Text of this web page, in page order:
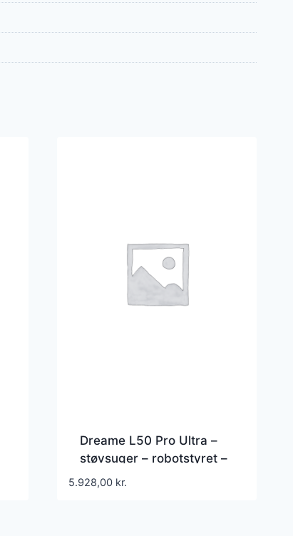
Dreame L50 Pro Ultra –
støvsuger – robotstyret –
hvid
5.928,00 kr.